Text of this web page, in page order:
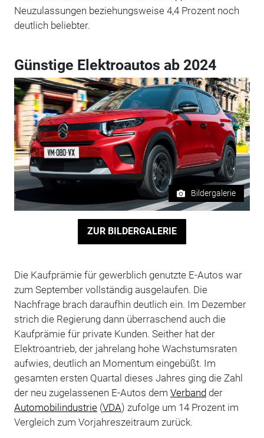
Neuzulassungen beziehungsweise 4,4 Prozent noch
deutlich beliebter.
Günstige Elektroautos ab 2024
Bildergalerie
ZUR BILDERGALERIE
Die Kaufprämie für gewerblich genutzte E-Autos war
zum September vollständig ausgelaufen. Die
Nachfrage brach daraufhin deutlich ein. Im Dezember
strich die Regierung dann überraschend auch die
Kaufprämie für private Kunden. Seither hat der
Elektroantrieb, der jahrelang hohe Wachstumsraten
aufwies, deutlich an Momentum eingebüßt. Im
gesamten ersten Quartal dieses Jahres ging die Zahl
der neu zugelassenen E-Autos dem Verband der
Automobilindustrie(VDA) zufolge um 14 Prozent im
Vergleich zum Vorjahreszeitraum zurück.